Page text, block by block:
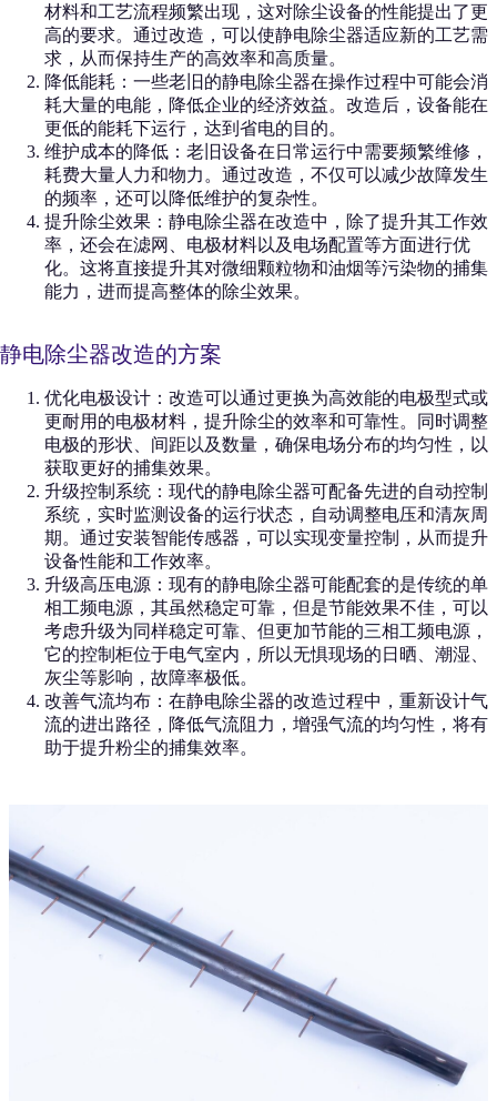
材料和工艺流程频繁出现，这对除尘设备的性能提出了更
高的要求。通过改造，可以使静电除尘器适应新的工艺需
求，从而保持生产的高效率和高质量。
降低能耗：一些老旧的静电除尘器在操作过程中可能会消
耗大量的电能，降低企业的经济效益。改造后，设备能在
更低的能耗下运行，达到省电的目的。
维护成本的降低：老旧设备在日常运行中需要频繁维修，
耗费大量人力和物力。通过改造，不仅可以减少故障发生
的频率，还可以降低维护的复杂性。
提升除尘效果：静电除尘器在改造中，除了提升其工作效
率，还会在滤网、电极材料以及电场配置等方面进行优
化。这将直接提升其对微细颗粒物和油烟等污染物的捕集
能力，进而提高整体的除尘效果。
静电除尘器改造的方案
优化电极设计：改造可以通过更换为高效能的电极型式或
更耐用的电极材料，提升除尘的效率和可靠性。同时调整
电极的形状、间距以及数量，确保电场分布的均匀性，以
获取更好的捕集效果。
升级控制系统：现代的静电除尘器可配备先进的自动控制
系统，实时监测设备的运行状态，自动调整电压和清灰周
期。通过安装智能传感器，可以实现变量控制，从而提升
设备性能和工作效率。
升级高压电源：现有的静电除尘器可能配套的是传统的单
相工频电源，其虽然稳定可靠，但是节能效果不佳，可以
考虑升级为同样稳定可靠、但更加节能的三相工频电源，
它的控制柜位于电气室内，所以无惧现场的日晒、潮湿、
灰尘等影响，故障率极低。
改善气流均布：在静电除尘器的改造过程中，重新设计气
流的进出路径，降低气流阻力，增强气流的均匀性，将有
助于提升粉尘的捕集效率。